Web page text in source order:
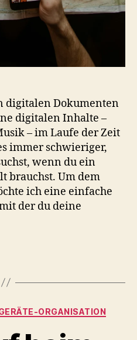
digitalen Dokumenten
digitalen Inhalte –
– im Laufe der Zeit
immer schwieriger,
wenn du ein
brauchst. Um dem
ich eine einfache
der du deine
Kategorien